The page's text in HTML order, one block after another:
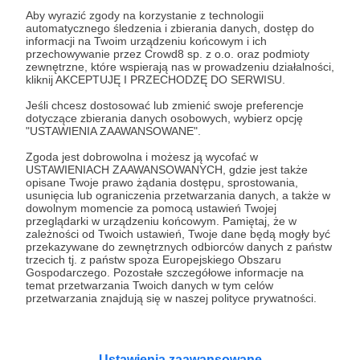
Aby wyrazić zgody na korzystanie z technologii
automatycznego śledzenia i zbierania danych, dostęp do
informacji na Twoim urządzeniu końcowym i ich
przechowywanie przez Crowd8 sp. z o.o. oraz podmioty
zewnętrzne, które wspierają nas w prowadzeniu działalności,
kliknij AKCEPTUJĘ I PRZECHODZĘ DO SERWISU.
Jeśli chcesz dostosować lub zmienić swoje preferencje
dotyczące zbierania danych osobowych, wybierz opcję
"USTAWIENIA ZAAWANSOWANE".
Zgoda jest dobrowolna i możesz ją wycofać w
USTAWIENIACH ZAAWANSOWANYCH, gdzie jest także
opisane Twoje prawo żądania dostępu, sprostowania,
usunięcia lub ograniczenia przetwarzania danych, a także w
dowolnym momencie za pomocą ustawień Twojej
przeglądarki w urządzeniu końcowym. Pamiętaj, że w
zależności od Twoich ustawień, Twoje dane będą mogły być
przekazywane do zewnętrznych odbiorców danych z państw
trzecich tj. z państw spoza Europejskiego Obszaru
Gospodarczego. Pozostałe szczegółowe informacje na
temat przetwarzania Twoich danych w tym celów
przetwarzania znajdują się w naszej polityce prywatności.
31.01.2026 Brak komentarzy
Poznajcie historię Moniki i "Małego
Najtrudniejsze są decyzje o eutanazji. I ciągła gotowość –
bo prawie zawsze coś się dzieje. Choroby, nagłe
pogorszenia, sytuacje, które wymagają natychmiastowej
#fundacjaduchleona #małyduch #pomocpsom
+2